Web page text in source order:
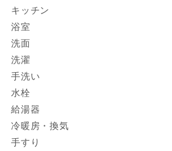
キッチン
浴室
洗面
洗濯
手洗い
水栓
給湯器
冷暖房・換気
手すり